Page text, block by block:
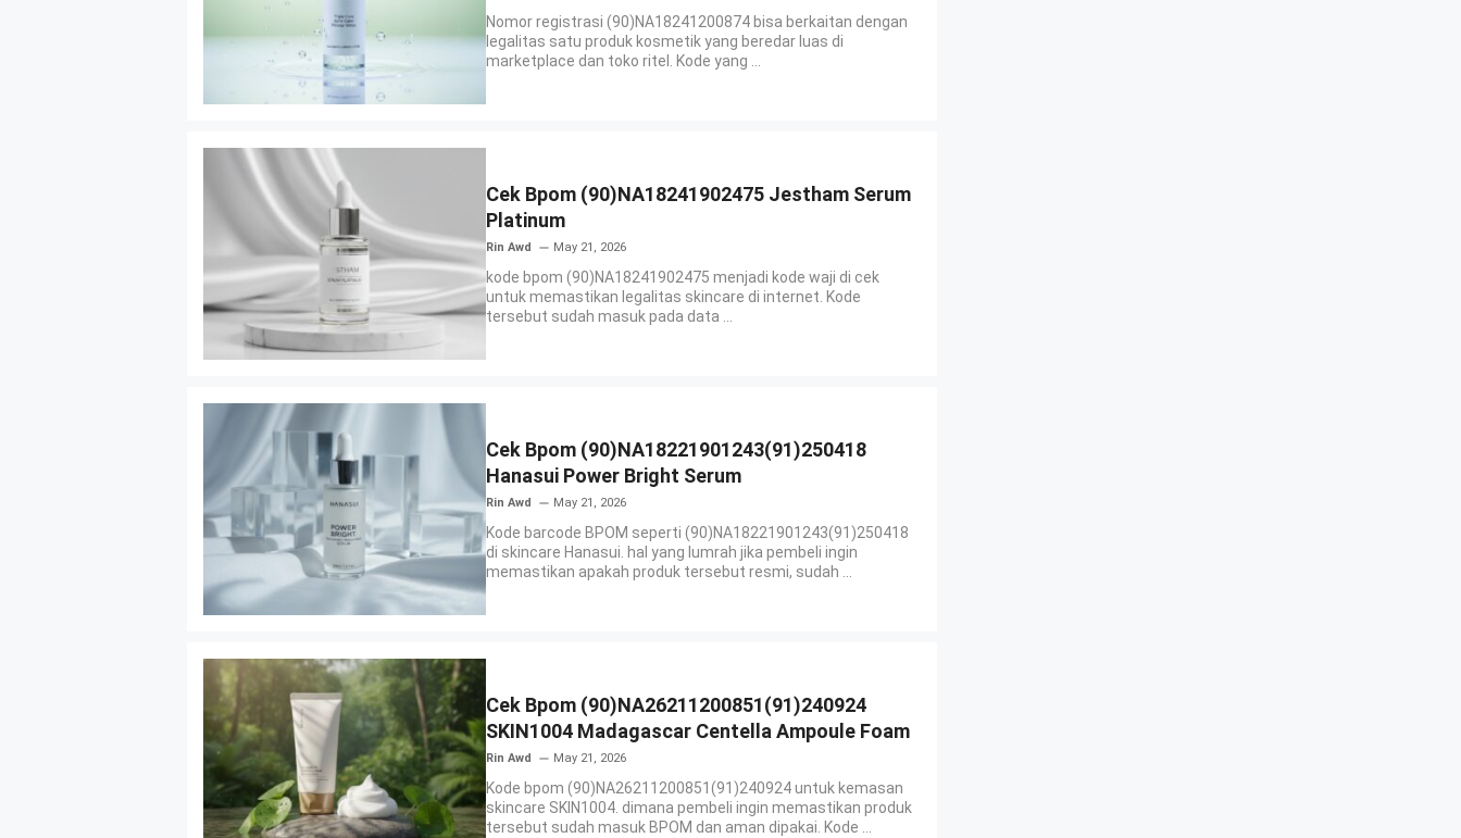
Nomor registrasi (90)NA18241200874 bisa berkaitan dengan
legalitas satu produk kosmetik yang beredar luas di
marketplace dan toko ritel. Kode yang ...
Cek Bpom (90)NA18241902475 Jestham Serum
Platinum
Rin Awd May 21, 2026
kode bpom (90)NA18241902475 menjadi kode waji di cek
untuk memastikan legalitas skincare di internet. Kode
tersebut sudah masuk pada data ...
Cek Bpom (90)NA18221901243(91)250418
Hanasui Power Bright Serum
Rin Awd May 21, 2026
Kode barcode BPOM seperti (90)NA18221901243(91)250418
di skincare Hanasui. hal yang lumrah jika pembeli ingin
memastikan apakah produk tersebut resmi, sudah ...
Cek Bpom (90)NA26211200851(91)240924
SKIN1004 Madagascar Centella Ampoule Foam
Rin Awd May 21, 2026
Kode bpom (90)NA26211200851(91)240924 untuk kemasan
skincare SKIN1004. dimana pembeli ingin memastikan produk
tersebut sudah masuk BPOM dan aman dipakai. Kode ...